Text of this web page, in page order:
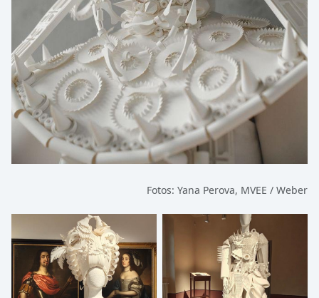
Fotos: Yana Perova, MVEE / Weber